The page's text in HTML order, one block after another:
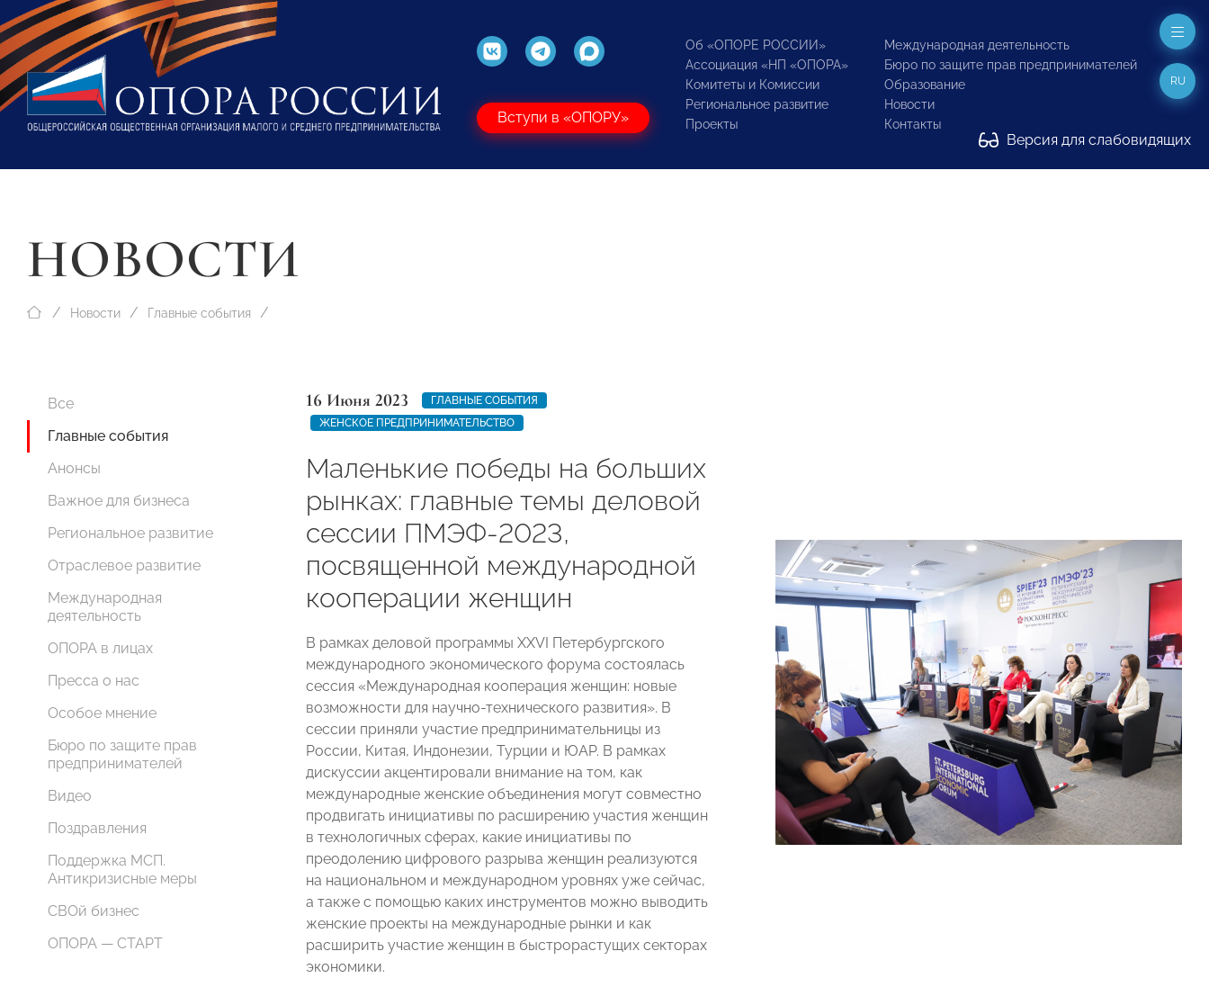
Вступи в «ОПОРУ»
Об «ОПОРЕ РОССИИ»
Ассоциация «НП «ОПОРА»
Комитеты и Комиссии
Региональное развитие
Проекты
Международная деятельность
Бюро по защите прав предпринимателей
Образование
Новости
Контакты
Версия для слабовидящих
RU
НОВОСТИ
Новости Главные события
Все
Главные события
Анонсы
Важное для бизнеса
Региональное развитие
Отраслевое развитие
Международная
деятельность
ОПОРА в лицах
Пресса о нас
Особое мнение
Бюро по защите прав
предпринимателей
Видео
Поздравления
Поддержка МСП.
Антикризисные меры
СВОй бизнес
ОПОРА — СТАРТ
16 Июня 2023
ГЛАВНЫЕ СОБЫТИЯ
ЖЕНСКОЕ ПРЕДПРИНИМАТЕЛЬСТВО
Маленькие победы на больших
рынках: главные темы деловой
сессии ПМЭФ-2023,
посвященной международной
кооперации женщин
В рамках деловой программы XXVI Петербургского
международного экономического форума состоялась
сессия «Международная кооперация женщин: новые
возможности для научно-технического развития». В
сессии приняли участие предпринимательницы из
России, Китая, Индонезии, Турции и ЮАР. В рамках
дискуссии акцентировали внимание на том, как
международные женские объединения могут совместно
продвигать инициативы по расширению участия женщин
в технологичных сферах, какие инициативы по
преодолению цифрового разрыва женщин реализуются
на национальном и международном уровнях уже сейчас,
а также с помощью каких инструментов можно выводить
женские проекты на международные рынки и как
расширить участие женщин в быстрорастущих секторах
экономики.